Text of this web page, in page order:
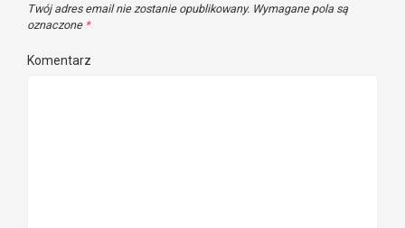
Twój adres email nie zostanie opublikowany. Wymagane pola są
oznaczone *
Komentarz